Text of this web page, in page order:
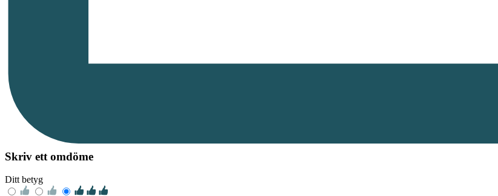
Skriv ett omdöme
Ditt betyg